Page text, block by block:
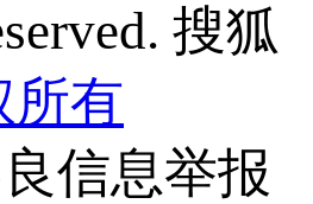
搜狐
所有
信息举报